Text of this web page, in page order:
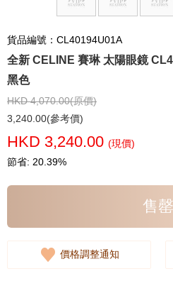
貨品編號：CL40194U01A
全新 CELINE 賽琳 太陽眼鏡
黑色
HKD 4,070.00(原價)
3,240.00(參考價)
HKD 3,240.00 (現價)
節省: 20.39%
售罄
價格調整通知